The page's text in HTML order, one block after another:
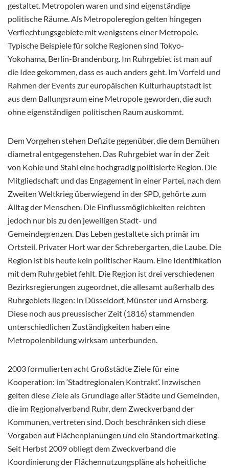
gestaltet. Metropolen waren und sind eigenständige
politische Räume. Als Metropoleregion gelten hingegen
Verflechtungsgebiete mit wenigstens einer Metropole.
Typische Beispiele für solche Regionen sind Tokyo-
Yokohama, Berlin-Brandenburg. Im Ruhrgebiet ist man auf
die Idee gekommen, dass es auch anders geht. Im Vorfeld und
Rahmen der Events zur europäischen Kulturhauptstadt ist
aus dem Ballungsraum eine Metropole geworden, die auch
ohne eigenständigen politischen Raum auskommt.
Dem Vorgehen stehen Defizite gegenüber, die dem Bemühen
diametral entgegenstehen. Das Ruhrgebiet war in der Zeit
von Kohle und Stahl eine hochgradig politisierte Region. Die
Mitgliedschaft und das Engagement in einer Partei, nach dem
Zweiten Weltkrieg überwiegend in der SPD, gehörte zum
Alltag der Menschen. Die Einflussmöglichkeiten reichten
jedoch nur bis zu den jeweiligen Stadt- und
Gemeindegrenzen. Das Leben gestaltete sich primär im
Ortsteil. Privater Hort war der Schrebergarten, die Laube. Die
Region ist bis heute kein politischer Raum. Eine Identifikation
mit dem Ruhrgebiet fehlt. Die Region ist drei verschiedenen
Bezirksregierungen zugeordnet, die allesamt außerhalb des
Ruhrgebiets liegen: in Düsseldorf, Münster und Arnsberg.
Diese noch aus preussischer Zeit (1816) stammenden
unterschiedlichen Zuständigkeiten haben eine
Metropolenbildung wirksam unterbunden.
2003 formulierten acht Großstädte Ziele für eine
Kooperation: im ‘Stadtregionalen Kontrakt’. Inzwischen
gelten diese Ziele als Grundlage aller Städte und Gemeinden,
die im Regionalverband Ruhr, dem Zweckverband der
Kommunen, vertreten sind. Doch beschränken sich diese
Vorgaben auf Flächenplanungen und ein Standortmarketing.
Seit Herbst 2009 obliegt dem Zweckverband die
Koordinierung der Flächennutzungspläne als hoheitliche